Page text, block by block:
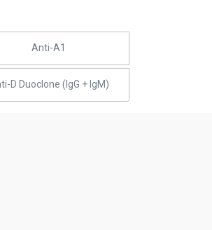
Anti-A1
D Duoclone (IgG + IgM)